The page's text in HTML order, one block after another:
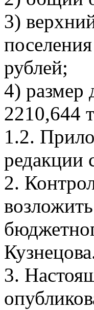
3)
рублей;
4) размер
2210,644
1.2.
редакции
2.
3.